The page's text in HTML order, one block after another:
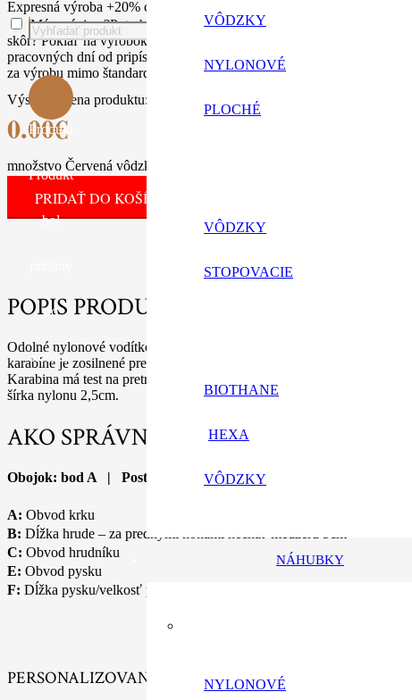
Produkt
Produkt
bol
do
košíka.
VÔDZKY
NYLONOVÉ
PLOCHÉ
VÔDZKY
STOPOVACIE
BIOTHANE
HEXA
VÔDZKY
NÁHUBKY
NYLONOVÉ
Expresná výroba +20% ceny výrobku
Expresné spracovanie mimo
Mám záujem?Potrebujete rýchli darček k narodeninám, idete na
skôr? Pokiaľ na výrobok nechcete dlhšie čakať, ponúkame expresnú
pracovných dní od pripísaní vašej platby na náš účet . Príplatok za
za výrobu mimo štandardnej pracovnej doby, často aj cez víkendy.
Výsledná cena produktu:
0.00€
množstvo Červená vôdzka s plochého nylonu
PRIDAŤ DO KOŠÍKA
POPIS PRODUKTU
Odolné nylonové vodítko z pevného nylonu. Vôdzka je šitá z dvoch
karabíne je zosilnené pre vysokú pevnosť. Vôdzka je veľmi ľahká a
Karabina má test na pretrhnutie až 260kg . Vhodné pre Bull, no aj pre
šírka nylonu 2,5cm.
AKO SPRÁVNE ZMERAŤ PSA?
Obojok: bod A | Postroj: bod A, B, C | Náhubok: bod E, F
A: Obvod krku
B: Dĺžka hrude – za prednými nohami nechať medzeru 5cm
C: Obvod hrudníku
E: Obvod pysku
F: Dĺžka pysku/velkosť pysku
PERSONALIZOVANÉ VÝROBKY